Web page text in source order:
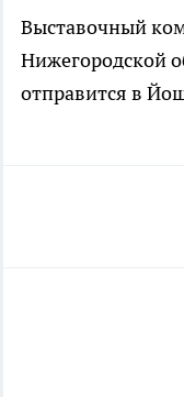
Выставочный
Нижегородской
отправится в